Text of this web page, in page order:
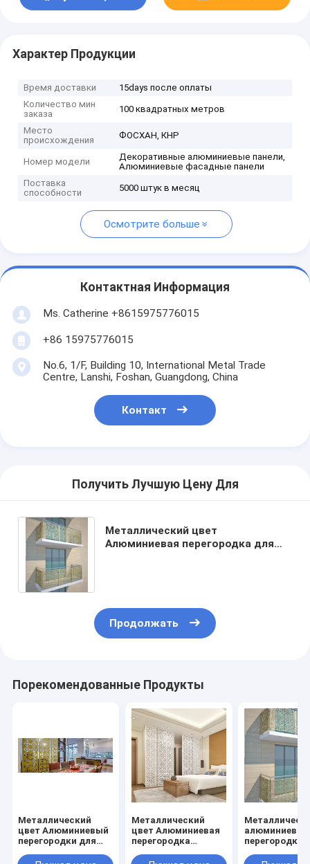
Характер Продукции
Время доставки
15days после оплаты
Количество мин
заказа
100 квадратных метров
Место
происхождения
ФОСХАН, КНР
Номер модели
Декоративные алюминиевые панели,
Алюминиевые фасадные панели
Поставка
способности
5000 штук в месяц
Осмотрите больше
Контактная Информация
Ms. Catherine +8615975776015
+86 15975776015
No.6, 1/F, Building 10, International Metal Trade
Centre, Lanshi, Foshan, Guangdong, China
Контакт
Получить Лучшую Цену Для
Металлический цвет
Алюминиевая перегородка для
Продолжать
Порекомендованные Продукты
Металлический
цвет Алюминиевый
перегородки для
приборов/лювер/
Металлический
цвет Алюминиевая
перегородка
перила/
алюминиевые
перегородки
обшивки